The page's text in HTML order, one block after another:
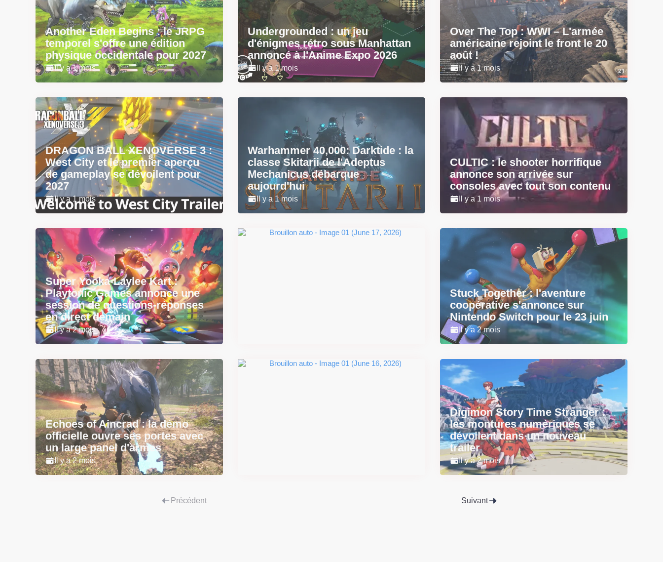
Another Eden Begins : le JRPG
temporel s'offre une édition
physique occidentale pour 2027
Il y a 1 mois
Undergrounded : un jeu
d'énigmes rétro sous Manhattan
annoncé à l'Anime Expo 2026
Il y a 1 mois
Over The Top : WWI – L'armée
américaine rejoint le front le 20
août !
Il y a 1 mois
DRAGON BALL XENOVERSE 3 :
West City et le premier aperçu
de gameplay se dévoilent pour
2027
Il y a 1 mois
Warhammer 40,000: Darktide : la
classe Skitarii de l'Adeptus
Mechanicus débarque
aujourd'hui
Il y a 1 mois
CULTIC : le shooter horrifique
annonce son arrivée sur
consoles avec tout son contenu
Il y a 1 mois
Super Yooka-Laylee Kart :
Playtonic Games annonce une
session de questions-réponses
en direct demain
Il y a 2 mois
Stuck Together : l'aventure
coopérative s'annonce sur
Nintendo Switch pour le 23 juin
Il y a 2 mois
Echoes of Aincrad : la démo
officielle ouvre ses portes avec
un large panel d'armes
Il y a 2 mois
Digimon Story Time Stranger :
les montures numériques se
dévoilent dans un nouveau
trailer
Il y a 2 mois
Précédent Suivant